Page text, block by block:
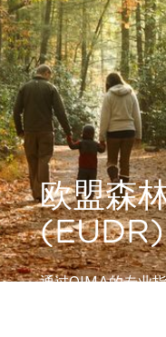
欧盟森
(EUDR)
通过QIMA的专业